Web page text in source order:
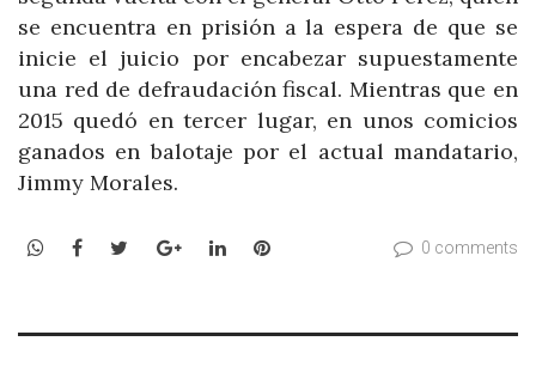
se encuentra en prisión a la espera de que se
inicie el juicio por encabezar supuestamente
una red de defraudación fiscal. Mientras que en
2015 quedó en tercer lugar, en unos comicios
ganados en balotaje por el actual mandatario,
Jimmy Morales.
WhatsApp
Facebook
TwitterGoogle+LinkedInPinterest 0 comments